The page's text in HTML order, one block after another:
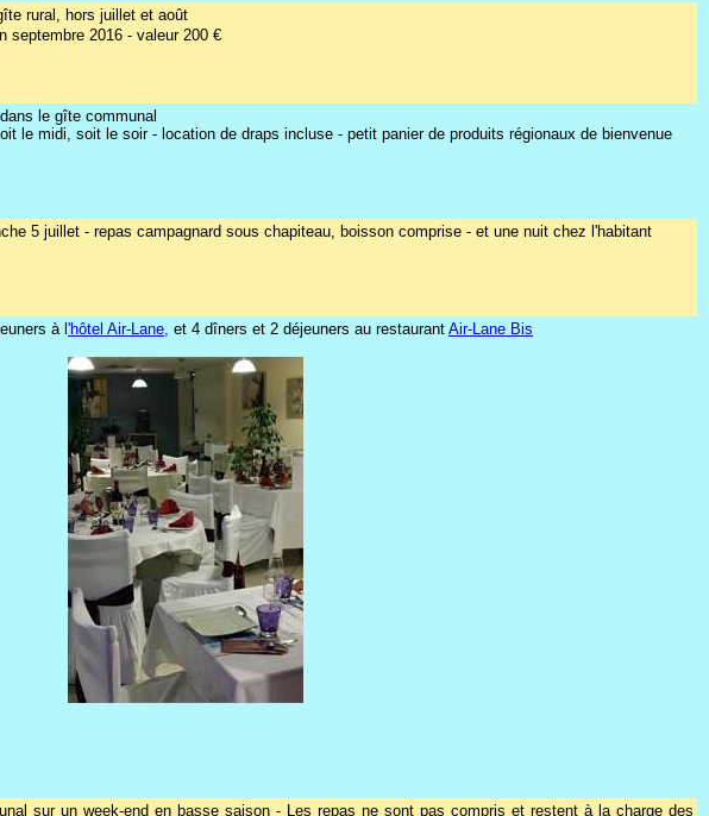
rural, hors juillet et août
septembre 2016 - valeur 200 €
le gîte communal
le midi, soit le soir - location de draps incluse - petit panier de produits régionaux de bienvenue
5 juillet - repas campagnard sous chapiteau, boisson comprise - et une nuit chez l'habitant
à l 'hôtel Air-Lane, et 4 dîners et 2 déjeuners au restaurant Air-Lane Bis
sur un week-end en basse saison - Les repas ne sont pas compris et restent à la charge des